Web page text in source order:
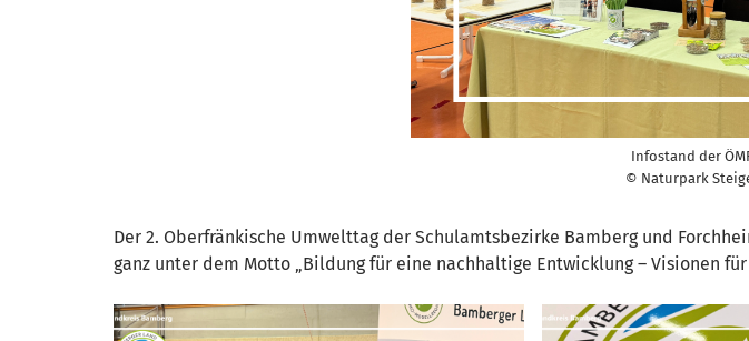
Infostand der
© Naturpark
Der 2. Oberfränkische Umwelttag der Schulamtsbezirke Bamberg und
ganz unter dem Motto „Bildung für eine nachhaltige Entwicklung – Visionen für